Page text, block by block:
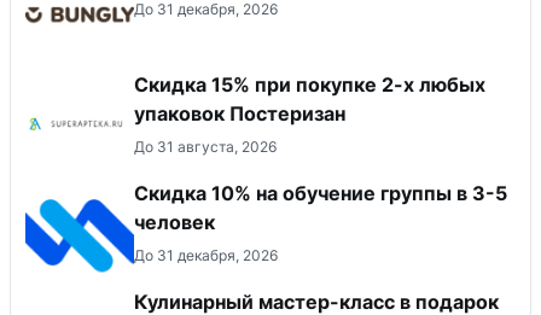
До 31 декабря, 2026
Скидка 15% при покупке 2-х любых
упаковок Постеризан
До 31 августа, 2026
Скидка 10% на обучение группы в 3-5
человек
До 31 декабря, 2026
Кулинарный мастер-класс в подарок